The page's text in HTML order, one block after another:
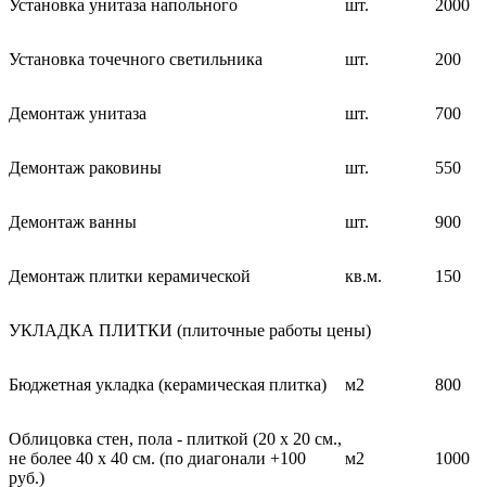
Установка унитаза напольного шт. 2000
Установка точечного светильника шт. 200
Демонтаж унитаза шт. 700
Демонтаж раковины шт. 550
Демонтаж ванны шт. 900
Демонтаж плитки керамической кв.м. 150
УКЛАДКА ПЛИТКИ (плиточные работы цены)
Бюджетная укладка (керамическая плитка) м2 800
Облицовка стен, пола - плиткой (20 х 20 см.,
не более 40 х 40 см. (по диагонали +100
руб.)
м2 1000